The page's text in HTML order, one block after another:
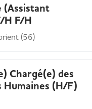
(Assistant
H F/H
(56)
Chargé(e) des
Humaines (H/F)